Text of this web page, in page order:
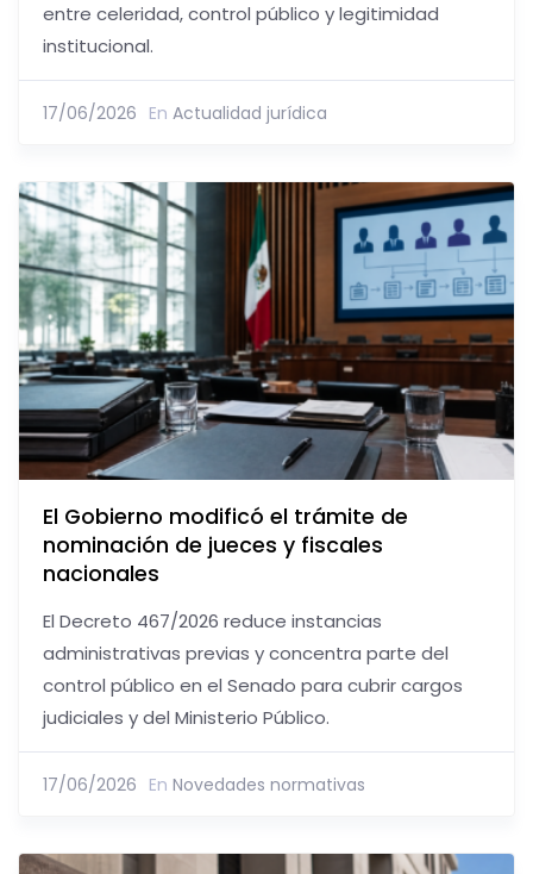
entre celeridad, control público y legitimidad
institucional.
17/06/2026 En Actualidad jurídica
El Gobierno modificó el trámite de
nominación de jueces y fiscales
nacionales
El Decreto 467/2026 reduce instancias
administrativas previas y concentra parte del
control público en el Senado para cubrir cargos
judiciales y del Ministerio Público.
17/06/2026 En Novedades normativas